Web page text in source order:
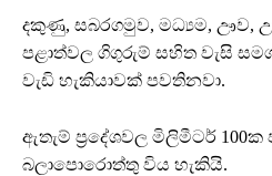
දකුණු, සබරගමුව, මධ්‍යම, ඌව,
පළාත්වල ගිගුරුම් සහිත වැසි
වැඩි හැකියාවක් පවතිනවා.
ඇතැම් ප්‍රදේශවල මිලිමීටර් 100ක
බලාපොරොත්තු විය හැකියි.